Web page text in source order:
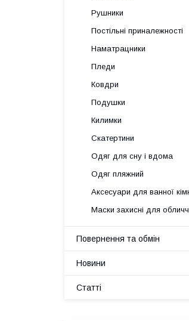
Рушники
Постільні приналежності
Наматрацники
Пледи
Ковдри
Подушки
Килимки
Скатертини
Одяг для сну і вдома
Одяг пляжний
Аксесуари для ванної
Маски захисні для
Повернення та обмін
Новини
Статті